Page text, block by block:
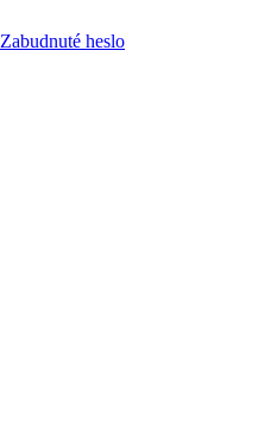
Zabudnuté heslo